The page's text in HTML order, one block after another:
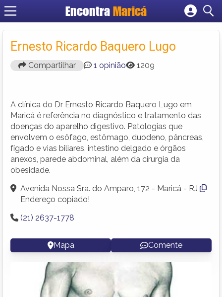
EncontraMaricá
Cadastrar empresa
Criar conta
Ernesto Ricardo Baquero Lugo
Compartilhar 1 opinião 1209
A clínica do Dr Ernesto Ricardo Baquero Lugo em
Maricá é referência no diagnóstico e tratamento das
doenças do aparelho digestivo. Patologias que
envolvem o esôfago, estômago, duodeno, pâncreas,
fígado e vias biliares, intestino delgado e órgãos
anexos, parede abdominal, além da cirurgia da
obesidade.
Avenida Nossa Sra. do Amparo, 172 - Maricá - RJ
Endereço copiado!
(21) 2637-1778
Mapa Comente